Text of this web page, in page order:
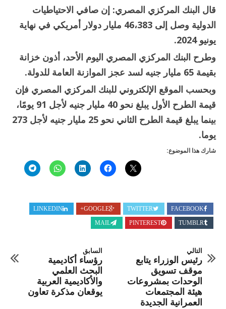
الأجنبي
إلى
46.383
مليار
يونيو
مغلقة
قال البنك المركزي المصري: إن صافي الاحتياطيات
الدولية وصل إلى 46،383 مليار دولار أمريكي في نهاية
يونيو 2024.
وطرح البنك المركزي المصري اليوم الأحد، أذون خزانة
بقيمة 65 مليار جنيه لسد عجز الموازنة العامة للدولة.
وبحسب الموقع الإلكتروني للبنك المركزي المصري فإن
قيمة الطرح الأول يبلغ نحو 40 مليار جنيه لأجل 91 يومًا،
بينما يبلغ قيمة الطرح الثاني نحو 25 مليار جنيه لأجل 273
يوما.
شارك هذا الموضوع:
FACEBOOK
TWITTER
GOOGLE+
LINKEDIN
TUMBLR
PINTEREST
MAIL
السابق
رؤساء أكاديمية
البحث العلمي
والأكاديمية العربية
يوقعان مذكرة تعاون
التالي
رئيس الوزراء يتابع
موقف تسويق
الوحدات بمشروعات
هيئة المجتمعات
العمرانية الجديدة